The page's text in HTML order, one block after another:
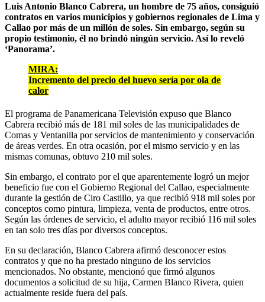
Luis Antonio Blanco Cabrera, un hombre de 75 años, consiguió
contratos en varios municipios y gobiernos regionales de Lima y
Callao por más de un millón de soles. Sin embargo, según su
propio testimonio, él no brindó ningún servicio. Así lo reveló
‘Panorama’.
MIRA:
Incremento del precio del huevo sería por ola de
calor
El programa de Panamericana Televisión expuso que Blanco
Cabrera recibió más de 181 mil soles de las municipalidades de
Comas y Ventanilla por servicios de mantenimiento y conservación
de áreas verdes. En otra ocasión, por el mismo servicio y en las
mismas comunas, obtuvo 210 mil soles.
Sin embargo, el contrato por el que aparentemente logró un mejor
beneficio fue con el Gobierno Regional del Callao, especialmente
durante la gestión de Ciro Castillo, ya que recibió 918 mil soles por
conceptos como pintura, limpieza, venta de productos, entre otros.
Según las órdenes de servicio, el adulto mayor recibió 116 mil soles
en tan solo tres días por diversos conceptos.
En su declaración, Blanco Cabrera afirmó desconocer estos
contratos y que no ha prestado ninguno de los servicios
mencionados. No obstante, mencionó que firmó algunos
documentos a solicitud de su hija, Carmen Blanco Rivera, quien
actualmente reside fuera del país.